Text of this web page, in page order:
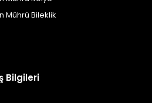
Mührü Bileklik
Bilgileri